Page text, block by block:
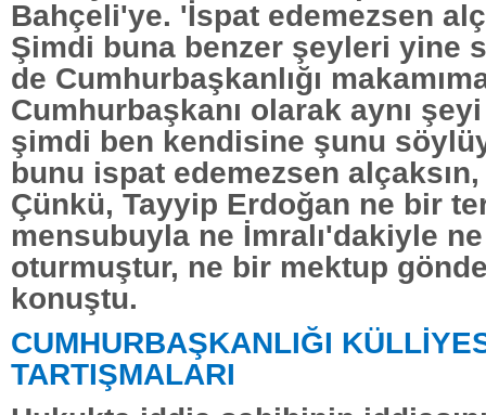
Bahçeli'ye. 'İspat edemezsen
Şimdi buna benzer şeyleri yine
de Cumhurbaşkanlığı
Cumhurbaşkanı olarak aynı
şimdi ben kendisine şunu
bunu ispat edemezsen
Çünkü, Tayyip Erdoğan ne bir
mensubuyla ne İmralı'dakiyle
oturmuştur, ne bir mektup
konuştu.
CUMHURBAŞKANLIĞI
TARTIŞMALARI